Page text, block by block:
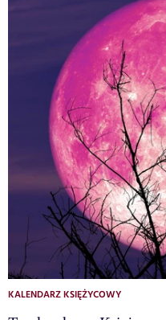
KALENDARZ KSIĘŻYCOWY